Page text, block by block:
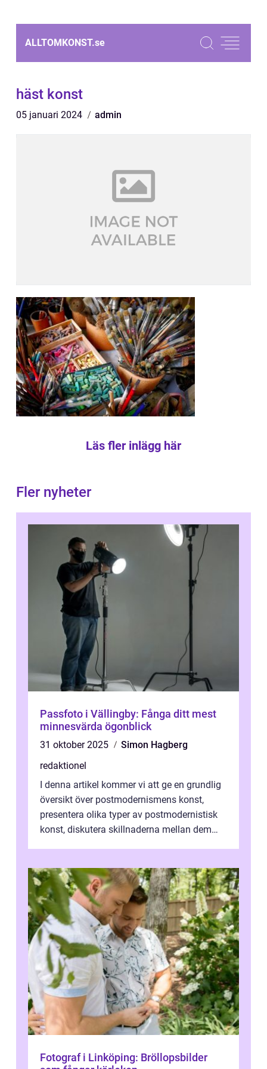
ALLTOMKONST.se
häst konst
05 januari 2024 admin
Läs fler inlägg här
Fler nyheter
Passfoto i Vällingby: Fånga ditt mest
minnesvärda ögonblick
31 oktober 2025
Simon Hagberg
redaktionel
I denna artikel kommer vi att ge en grundlig
översikt över postmodernismens konst,
presentera olika typer av postmodernistisk
konst, diskutera skillnaderna mellan dem
Fotograf i Linköping: Bröllopsbilder